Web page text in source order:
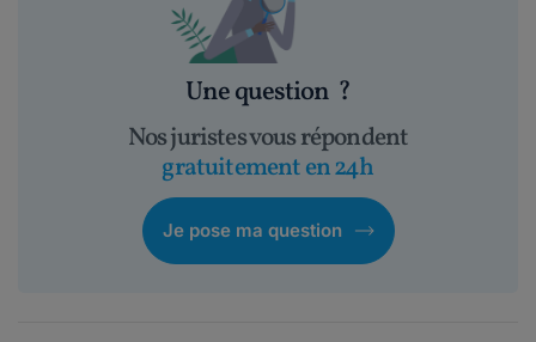
Une question ?
Nos juristes vous répondent
gratuitement en 24h
Je pose ma question